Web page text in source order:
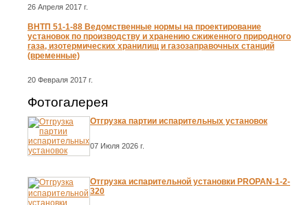
26 Апреля 2017 г.
ВНТП 51-1-88 Ведомственные нормы на проектирование
установок по производству и хранению сжиженного природного
газа, изотермических хранилищ и газозаправочных станций
(временные)
20 Февраля 2017 г.
Фотогалерея
Отгрузка партии испарительных установок
07 Июля 2026 г.
Отгрузка испарительной установки PROPAN-1-2-
320